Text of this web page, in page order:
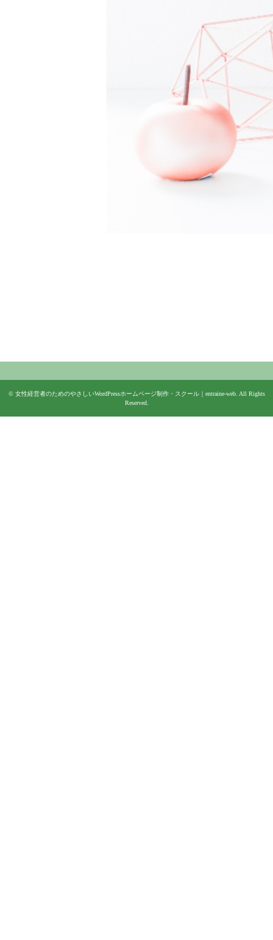
© 女性経営者のためのやさしいWordPressホームページ制作・スクール｜entraine-web. All Rights
Reserved.